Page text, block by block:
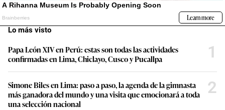
Lo más visto
Papa León XIV en Perú: estas son todas las actividades
confirmadas en Lima, Chiclayo, Cusco y Pucallpa
1
Simone Biles en Lima: paso a paso, la agenda de la gimnasta
más ganadora del mundo y una visita que emocionará a toda
una selección nacional
2